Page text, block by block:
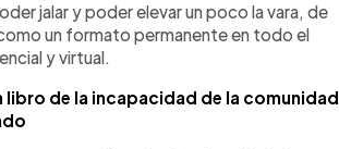
jalar y poder elevar un poco la vara, de
un formato permanente en todo el
y virtual.
libro de la incapacidad de la comunidad